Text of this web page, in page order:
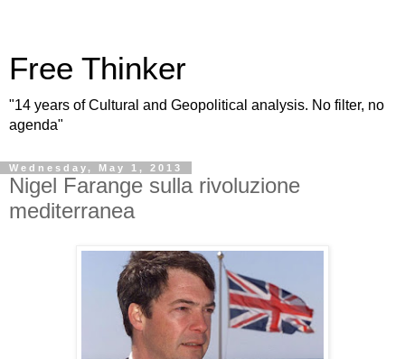
Free Thinker
"14 years of Cultural and Geopolitical analysis. No filter, no
agenda"
Wednesday, May 1, 2013
Nigel Farange sulla rivoluzione
mediterranea